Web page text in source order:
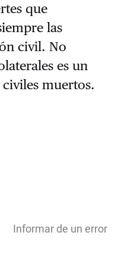
que
las
civil. No
es un
muertos.
Informar de un error